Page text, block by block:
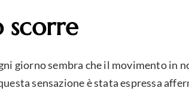
scorre
giorno sembra che il movimento in
sensazione è stata espressa